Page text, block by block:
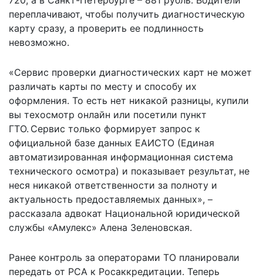
переплачивают, чтобы получить диагностическую
карту сразу, а проверить ее подлинность
невозможно.
«Сервис проверки диагностических карт не может
различать карты по месту и способу их
оформления. То есть нет никакой разницы, купили
вы техосмотр онлайн или посетили пункт
ГТО. Сервис только формирует запрос к
официальной базе данных ЕАИСТО (Единая
автоматизированная информационная система
технического осмотра) и показывает результат, не
неся никакой ответственности за полноту и
актуальность предоставляемых данных», –
рассказала адвокат Национальной юридической
службы «Амулекс» Алена Зеленовская.
Ранее контроль за операторами ТО планировали
передать от РСА к Росаккредитации. Теперь